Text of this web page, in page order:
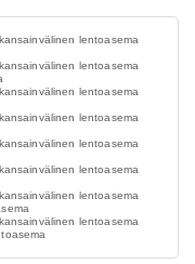
lentoasema
lentoasema
lentoasema
lentoasema
lentoasema
lentoasema
lentoasema
lentoasema